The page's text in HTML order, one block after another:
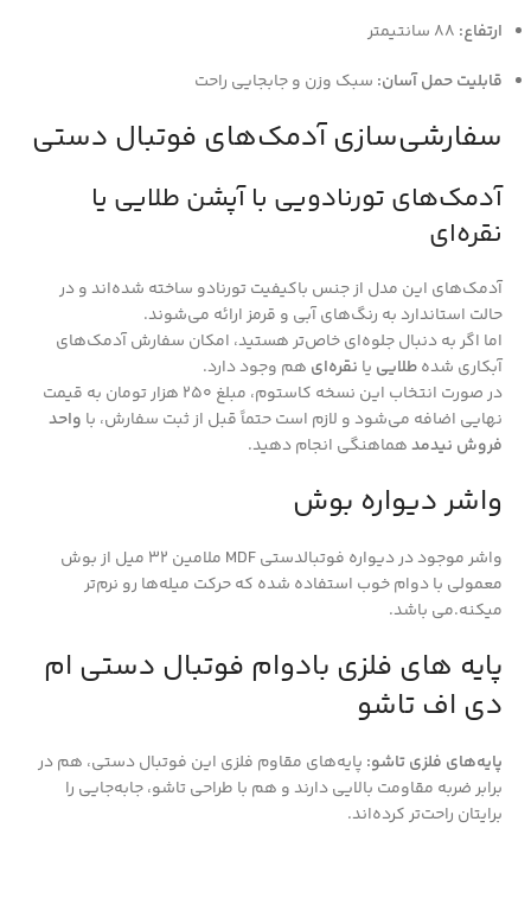
ارتفاع:
قابلیت حمل آسان: سبک وزن و جابجایی راحت
سفارشی‌سازی آدمک‌های فوتبال دستی
آدمک‌های تورنادویی با آپشن طلایی یا
نقره‌ای
آدمک‌های این مدل از جنس باکیفیت تورنادو ساخته شده‌اند و در
حالت استاندارد به رنگ‌های آبی و قرمز ارائه می‌شوند.
اما اگر به دنبال جلوه‌ای خاص‌تر هستید، امکان سفارش آدمک‌های
آبکاری شدهطلایی یا نقره‌ای هم وجود دارد.
در صورت انتخاب این نسخه کاستوم، مبلغ ۲۵۰ هزار تومان به قیمت
نهایی اضافه می‌شود و لازم است حتماً قبل از ثبت سفارش، با واحد
فروش نیدمدهماهنگی انجام دهید.
واشر دیواره بوش
واشر موجود در دیواره فوتبالدستی MDF ملامین 32 میل از بوش
معمولی با دوام خوب استفاده شده که حرکت میله‌ها رو نرم‌تر
میکنه.می باشد.
پایه های فلزی بادوام فوتبال دستی ام
دی اف تاشو
پایه‌های فلزی تاشو: پایه‌های مقاوم فلزی این فوتبال دستی، هم در
برابر ضربه مقاومت بالایی دارند و هم با طراحی تاشو، جابه‌جایی را
برایتان راحت‌تر کرده‌اند.